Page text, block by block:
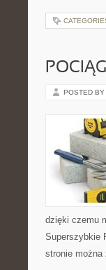
POSTED BY
dzięki czemu
Superszybkie
stronie